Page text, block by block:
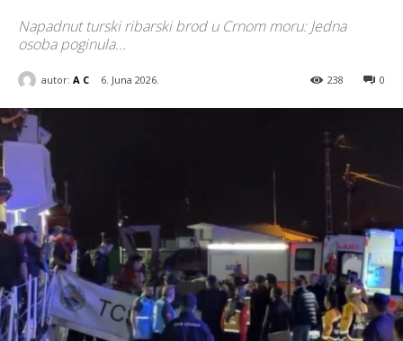
Napadnut turski ribarski brod u Crnom moru: Jedna
osoba poginula...
autor: A C 6. Juna 2026. 0
238